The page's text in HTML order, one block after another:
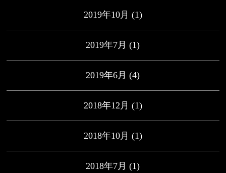
2019年10月 (1)
2019年7月 (1)
2019年6月 (4)
2018年12月 (1)
2018年10月 (1)
2018年7月 (1)